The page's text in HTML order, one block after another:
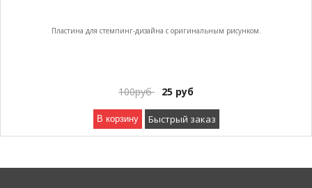
Пластина для стемпинг-дизайна с оригинальным рисунком.
100руб 25 руб
В корзину Быстрый заказ